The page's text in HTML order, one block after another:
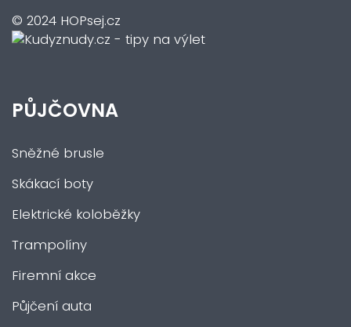
© 2024 HOPsej.cz
PŮJČOVNA
Sněžné brusle
Skákací boty
Elektrické koloběžky
Trampolíny
Firemní akce
Půjčení auta